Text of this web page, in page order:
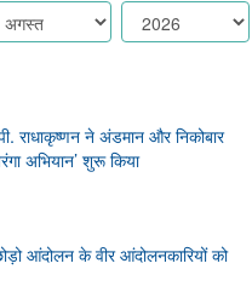
राधाकृष्णन ने अंडमान और निकोबार
अभियान’ शुरू किया
आंदोलन के वीर आंदोलनकारियों को